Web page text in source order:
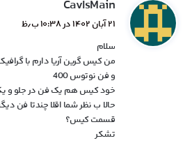
CavIsMain
ف
۲۱ آبان ۱۴۰۲ در ۱۰:۳۸ ب٫ظ
سلام
و فن نوتوس 400
خود کیس هم یک فن در جلو و
حالا ب نظر شما اقلا چندتا فن
قسمت کیس؟
تشکر